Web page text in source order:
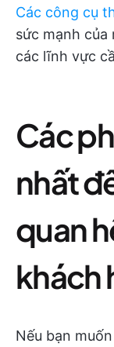
Các công cụ
sức mạnh của
các lĩnh vực
Các
nhất
quan
khách
Nếu bạn